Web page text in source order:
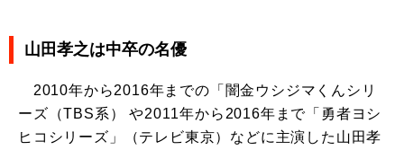
山田孝之は中卒の名優
2010年から2016年までの「闇金ウシジマくんシリ
ーズ（TBS系） や2011年から2016年まで「勇者ヨシ
ヒコシリーズ」（テレビ東京）などに主演した山田孝